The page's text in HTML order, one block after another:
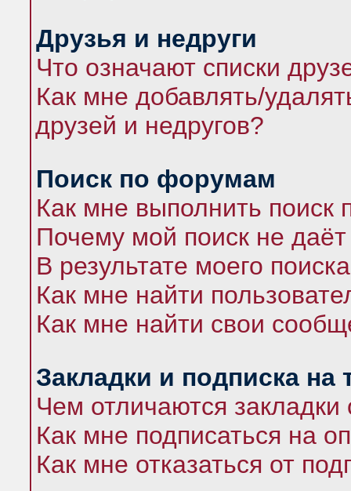
Друзья и недруги
Что означают списки
Как мне добавлять/
друзей и недругов?
Поиск по форумам
Как мне выполнить
Почему мой поиск не даёт
В результате моего
Как мне найти
Как мне найти свои
Закладки и подписка на
Чем отличаются закладки
Как мне подписаться на
Как мне отказаться от